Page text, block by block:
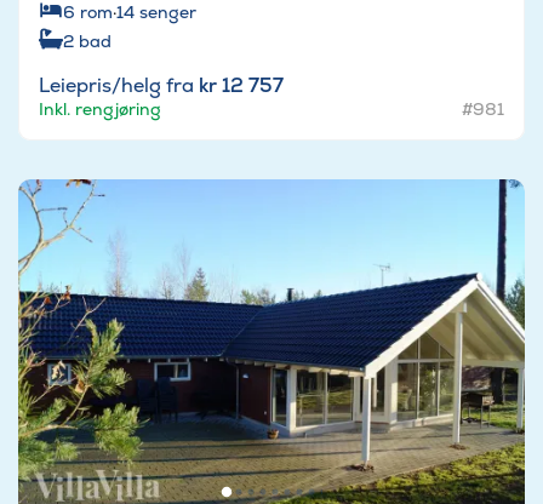
6 rom·14 senger
2 bad
Leiepris/helg fra kr 12 757
Inkl. rengjøring #981